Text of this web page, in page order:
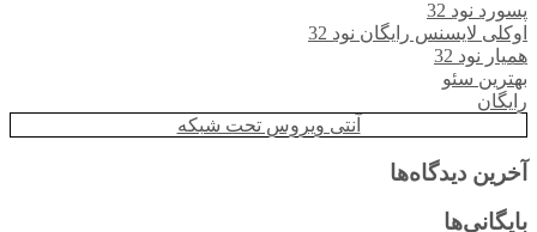
پسورد نود 32
اوکلی لایسنس رایگان نود 32
همیار نود 32
بهترین سئو
رایگان
آنتی ویروس تحت شبکه
آخرین دیدگاه‌ها
بایگانی‌ها